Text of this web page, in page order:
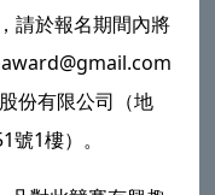
請於報名期間內將
份有限公司（地
1樓）。